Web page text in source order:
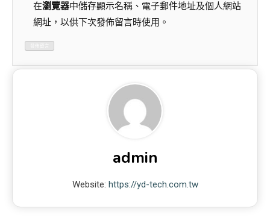
在瀏覽器中儲存顯示名稱、電子郵件地址及個人網站
網址，以供下次發佈留言時使用。
admin
Website: https://yd-tech.com.tw